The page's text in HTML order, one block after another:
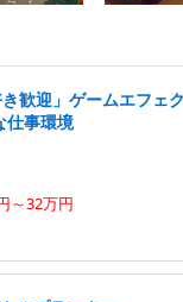
き歓迎」ゲームエフェ
仕事環境
～32万円